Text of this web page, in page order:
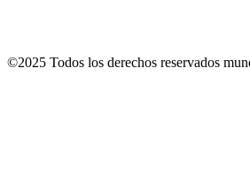
©2025 Todos los derechos reservados